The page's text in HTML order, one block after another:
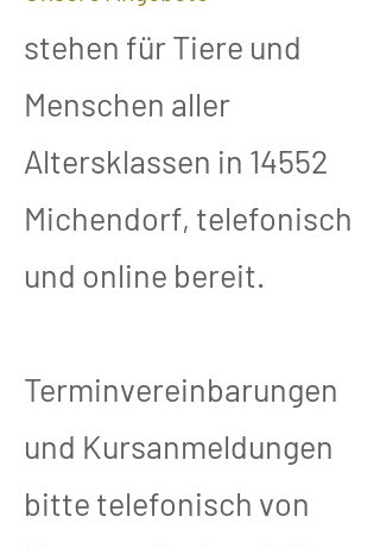
stehen für Tiere und
Menschen aller
Altersklassen in 14552
Michendorf, telefonisch
und online bereit.
Terminvereinbarungen
und Kursanmeldungen
bitte telefonisch von